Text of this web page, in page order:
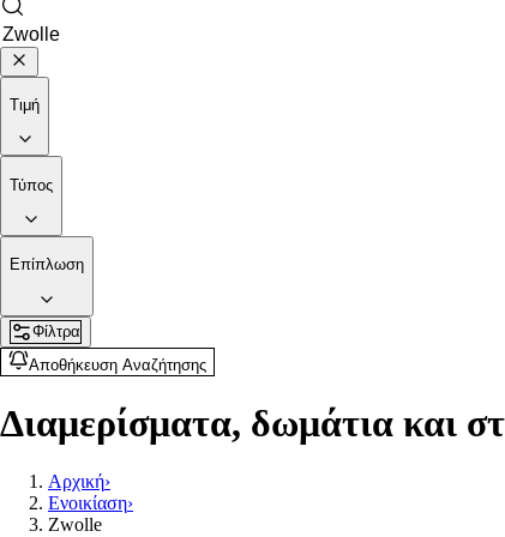
Τιμή
Τύπος
Επίπλωση
Φίλτρα
Αποθήκευση Αναζήτησης
Διαμερίσματα, δωμάτια και
Αρχική›
Ενοικίαση›
Zwolle